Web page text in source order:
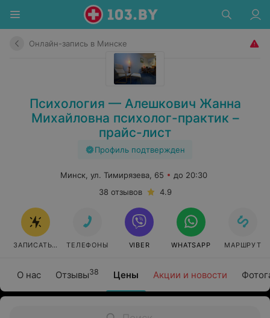
Онлайн-запись в Минске
Психология — Алешкович Жанна
Михайловна психолог-практик –
прайс-лист
Профиль подтвержден
О нас Отзывы38 Цены Акции и новости
Минск, ул. Тимирязева, 65
до 20:30
38 отзывов
4.9
ЗАПИСАТЬСЯ ОНЛАЙН
ТЕЛЕФОНЫ VIBER WHATSAPP МАРШРУТ